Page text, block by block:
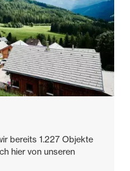
bereits 1.227 Objekte
hier von unseren